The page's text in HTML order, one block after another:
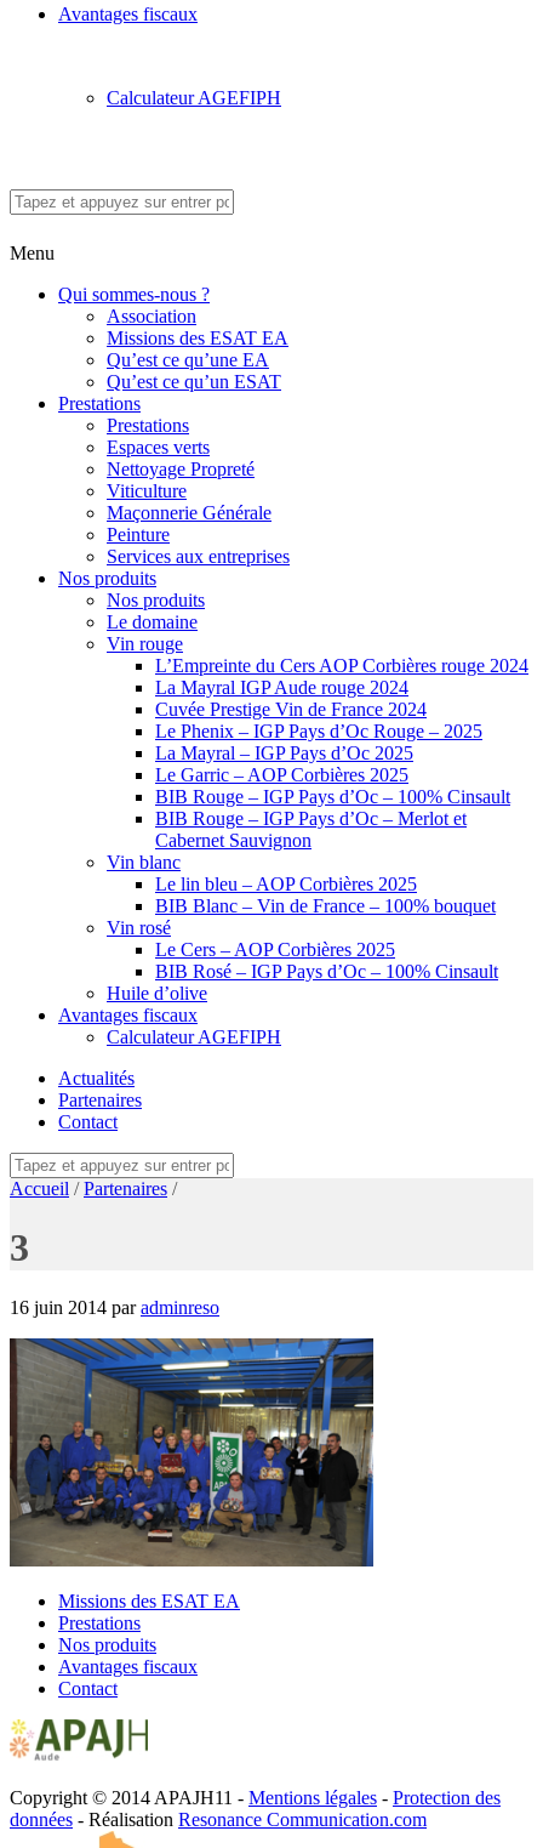
Avantages fiscaux
Calculateur AGEFIPH
Menu
Qui sommes-nous ?
Association
Missions des ESAT EA
Qu’est ce qu’une EA
Qu’est ce qu’un ESAT
Prestations
Prestations
Espaces verts
Nettoyage Propreté
Viticulture
Maçonnerie Générale
Peinture
Services aux entreprises
Nos produits
Nos produits
Le domaine
Vin rouge
L’Empreinte du Cers AOP Corbières rouge 2024
La Mayral IGP Aude rouge 2024
Cuvée Prestige Vin de France 2024
Le Phenix – IGP Pays d’Oc Rouge – 2025
La Mayral – IGP Pays d’Oc 2025
Le Garric – AOP Corbières 2025
BIB Rouge – IGP Pays d’Oc – 100% Cinsault
BIB Rouge – IGP Pays d’Oc – Merlot et
Cabernet Sauvignon
Vin blanc
Le lin bleu – AOP Corbières 2025
BIB Blanc – Vin de France – 100% bouquet
Vin rosé
Le Cers – AOP Corbières 2025
BIB Rosé – IGP Pays d’Oc – 100% Cinsault
Huile d’olive
Avantages fiscaux
Calculateur AGEFIPH
Actualités
Partenaires
Contact
Accueil /Partenaires /
3
16 juin 2014 paradminreso
Missions des ESAT EA
Prestations
Nos produits
Avantages fiscaux
Contact
Copyright © 2014 APAJH11 - Mentions légales - Protection des
données - Réalisation Resonance Communication.com